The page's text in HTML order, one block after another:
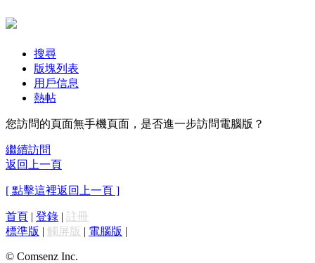
搜尋
版塊列表
用戶信息
熱帖
您訪問的頁面無手機頁面，是否進一步訪問電腦版？
繼續訪問
返回上一頁
[ 點擊這裡返回上一頁 ]
首頁 | 登錄 | 註冊
標準版 | 觸屏版 | 電腦版 |
© Comsenz Inc.